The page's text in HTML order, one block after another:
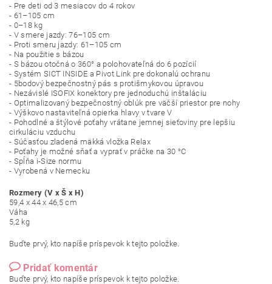
- Pre deti od 3 mesiacov do 4 rokov
- 61–105 cm
- 0–18 kg
- V smere jazdy: 76–105 cm
- Proti smeru jazdy: 61–105 cm
- Na použitie s bázou
- S bázou otočná o 360° a polohovateľná do 6 pozícií
- Systém SICT INSIDE a Pivot Link pre dokonalú ochranu
- 5bodový bezpečnostný pás s protišmykovou úpravou
- Nezávislé ISOFIX konektory pre jednoduchú inštaláciu
- Optimalizovaný bezpečnostný oblúk pre väčší priestor pre nohy
- Výškovo nastaviteľná opierka hlavy v tvare V
- Pohodlné a štýlové poťahy vrátane jemnej sieťoviny pre lepšiu
cirkuláciu vzduchu
- Súčasťou zladená mäkká vložka Relax
- Poťahy je možné sňať a vyprať v práčke na 30 °C
- Spĺňa i-Size normu
- Vyrobená v Nemecku
Rozmery (V x Š x H)
59,4 x 44 x 46,5 cm
Váha
5,2 kg
Buďte prvý, kto napíše príspevok k tejto položke.
Pridať komentár
Buďte prvý, kto napíše príspevok k tejto položke.